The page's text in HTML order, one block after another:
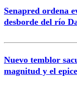
Correo
Senapred ordena
desborde del río
Nuevo temblor
magnitud y el